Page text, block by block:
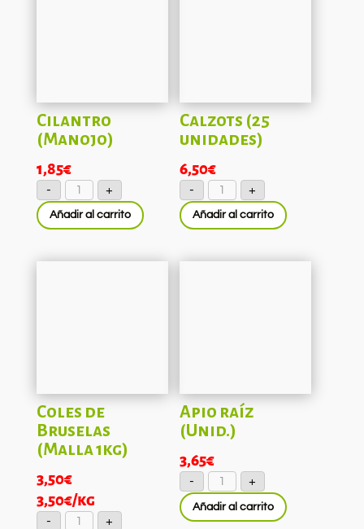
Cilantro
(Manojo)
1,85€
-
Cilantro
(Manojo)
cantidad
+
Añadir al carrito
Calzots (25
unidades)
6,50€
-
Calzots
unidades)
cantidad
+
Añadir al carrito
Coles de
Bruselas
(Malla 1kg)
3,50€
3,50€/kg
-
Coles
+
Apio raíz
(Unid.)
3,65€
-
Apio
raíz
(Unid.)
cantidad
+
Añadir al carrito